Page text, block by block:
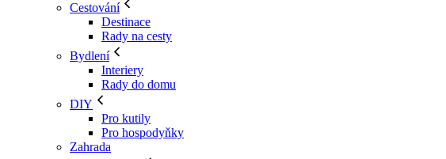
Cestování
Destinace
Rady na cesty
Bydlení
Interiery
Rady do domu
DIY
Pro kutily
Pro hospodyňky
Zahrada